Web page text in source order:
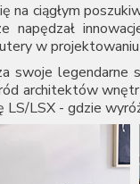
na ciągłym
napędzał
w projektowaniu
swoje legendarne
architektów
LS/LSX - gdzie